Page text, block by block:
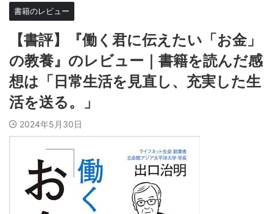
書籍のレビュー
【書評】『働く君に伝えたい「お金」
の教養』のレビュー｜書籍を読んだ感
想は「日常生活を見直し、充実した生
活を送る。」
2024年5月30日